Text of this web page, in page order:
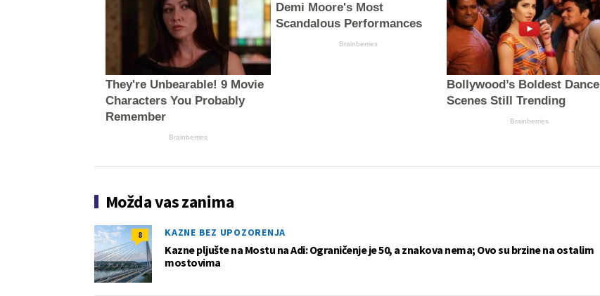
They're Unbearable! 9 Movie
Characters You Probably
Remember
Brainberries
Demi Moore's Most
Scandalous Performances
Brainberries
Bollywood’s Boldest Dance
Scenes Still Trending
Brainberries
Možda vas zanima
8 KAZNE BEZ UPOZORENJA
Kazne pljušte na Mostu na Adi: Ograničenje je 50, a znakova nema; Ovo su brzine na ostalim
mostovima